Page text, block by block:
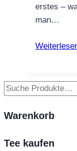
erstes –
man…
Suchen
Warenkorb
Tee kaufen